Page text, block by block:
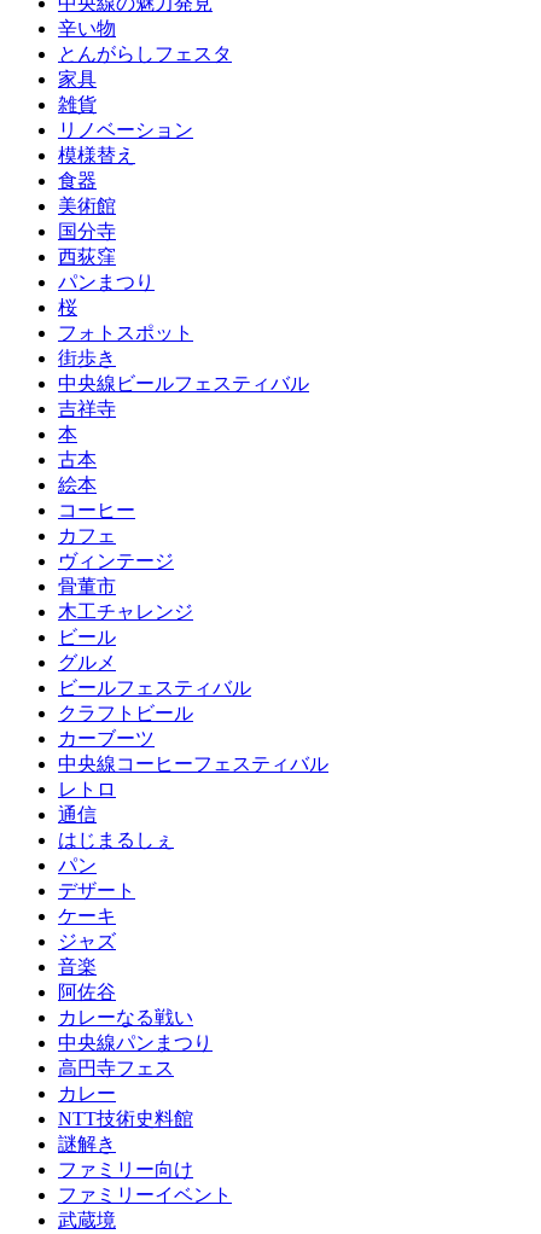
辛い物
とんがらしフェスタ
家具
雑貨
リノベーション
模様替え
食器
美術館
国分寺
西荻窪
パンまつり
桜
フォトスポット
街歩き
中央線ビールフェスティバル
吉祥寺
本
古本
絵本
コーヒー
カフェ
ヴィンテージ
骨董市
木工チャレンジ
ビール
グルメ
ビールフェスティバル
クラフトビール
カーブーツ
中央線コーヒーフェスティバル
レトロ
通信
はじまるしぇ
パン
デザート
ケーキ
ジャズ
音楽
阿佐谷
カレーなる戦い
中央線パンまつり
高円寺フェス
カレー
NTT技術史料館
謎解き
ファミリー向け
ファミリーイベント
武蔵境